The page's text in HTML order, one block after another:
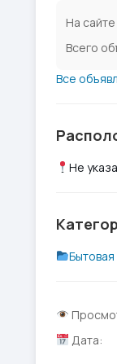
На сайте
Всего
Все
Не
Бытовая
Дата: